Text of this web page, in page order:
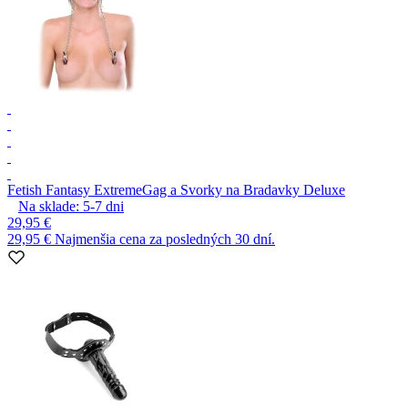
Fetish Fantasy ExtremeGag a Svorky na Bradavky Deluxe
Na sklade: 5-7 dni
29,95 €
29,95 € Najmenšia cena za posledných 30 dní.